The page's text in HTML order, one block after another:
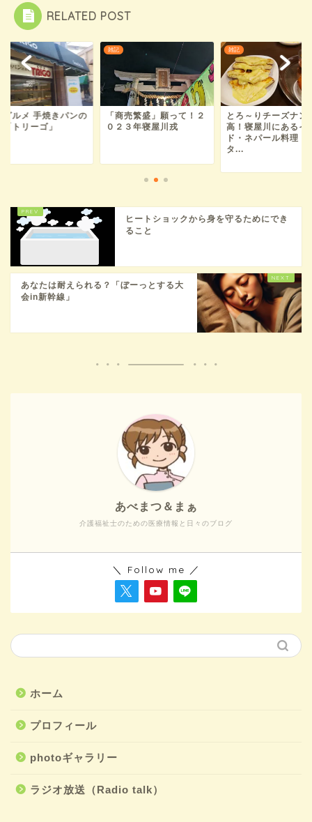
RELATED POST
グルメ 手焼きパンの
「トリーゴ」
雑記
「商売繁盛」願って！２
０２３年寝屋川戎
雑記
とろ～りチーズナン
高！寝屋川にあるイ
ド・ネパール料理「
タ...
ヒートショックから身を守るためにでき
ること
あなたは耐えられる？「ぼーっとする大
会in新幹線」
介護福祉士のための医療情報と日々のブログ
あべまつ＆まぁ
＼ Follow me ／
ホーム
プロフィール
photoギャラリー
ラジオ放送（Radio talk）